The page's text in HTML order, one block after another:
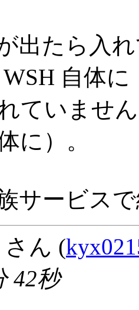
出たら入
自体に
ていませ
に）。
サービス
さん (
42秒